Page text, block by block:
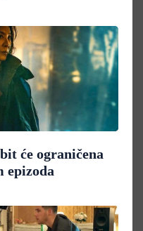
će ograničena
epizoda